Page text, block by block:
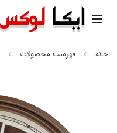
خانه فهرست محصولات